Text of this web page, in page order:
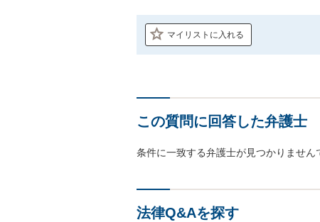
マイリストに入れる
この質問に回答した弁護士
条件に一致する弁護士が見つかりません
法律Q&Aを探す